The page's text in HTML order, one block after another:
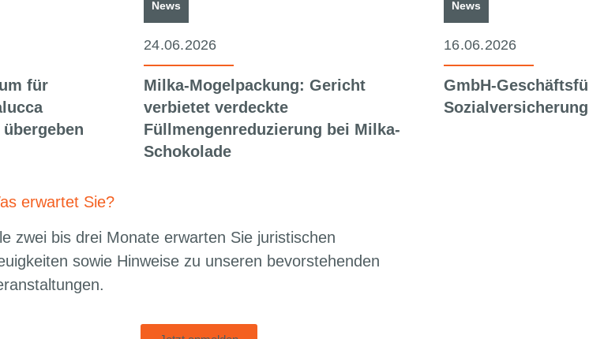
für
News
24.06.2026
Milka-Mogelpackung: Gericht
verbietet verdeckte
Füllmengenreduzierung bei Milka-
Schokolade
News
16.06.2026
GmbH-
erwartet Sie?
zwei bis drei Monate erwarten Sie juristischen
sowie Hinweise zu unseren bevorstehenden